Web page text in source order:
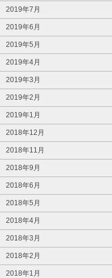
2019年7月
2019年6月
2019年5月
2019年4月
2019年3月
2019年2月
2019年1月
2018年12月
2018年11月
2018年9月
2018年6月
2018年5月
2018年4月
2018年3月
2018年2月
2018年1月